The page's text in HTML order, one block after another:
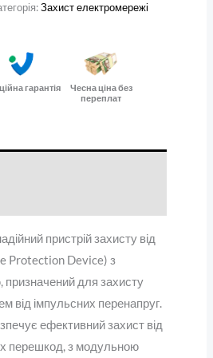
Захист електромережі
гарантія
Чесна ціна без
переплат
пристрій захисту від
Protection Device) з
призначений для захисту
від імпульсних перенапруг.
ефективний захист від
перешкод, з модульною